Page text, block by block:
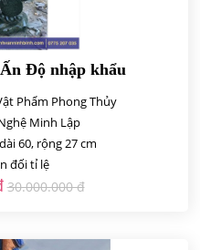
Độ nhập khẩu
Phẩm Phong Thủy
Minh Lập
60, rộng 27 cm
đối tỉ lệ
30.000.000 đ